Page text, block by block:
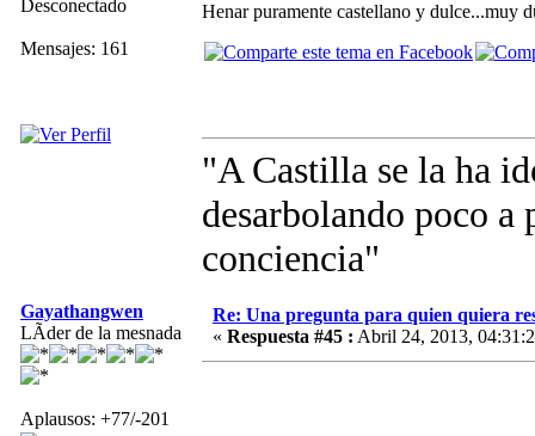
Desconectado
Mensajes: 161
Henar puramente castellano y
"A Castilla se la ha
desarbolando poco a
conciencia"
Gayathangwen
LÃ­der de la mesnada
Aplausos: +77/-201
Re: Una pregunta para quien quiera
« Respuesta #45 : Abril 24, 2013,